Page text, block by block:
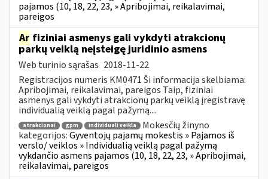
pajamos (10, 18, 22, 23, » Apribojimai, reikalavimai,
pareigos
Ar fiziniai asmenys gali vykdyti atrakcionų
parkų veiklą neįsteigę juridinio asmens
Web turinio sąrašas 2018-11-22
Registracijos numeris KM0471 Ši informacija skelbiama:
Apribojimai, reikalavimai, pareigos Taip, fiziniai
asmenys gali vykdyti atrakcionų parkų veiklą įregistravę
individualią veiklą pagal pažymą....
atrakcionai gpm individuali veikla
Mokesčių žinyno
kategorijos:Gyventojų pajamų mokestis » Pajamos iš
verslo/ veiklos » Individualią veiklą pagal pažymą
vykdančio asmens pajamos (10, 18, 22, 23, » Apribojimai,
reikalavimai, pareigos